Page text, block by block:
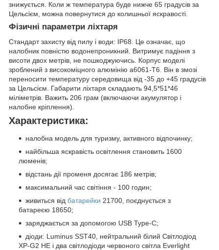
знижується. Коли ж температура буде нижче 65 градусів за
Цельсієм, можна повернутися до колишньої яскравості.
Фізичні параметри ліхтаря
Стандарт захисту від пилу і води: IP68. Це означає, що
налобник повністю водонепроникний. Витримує падіння з
висоти двох метрів, не пошкоджуючись. Корпус моделі
зроблений з високоміцного алюмінію а6061-Т6. Він в змозі
переносити температуру середовища від -35 до +45 градусів
за Цельсієм. Габарити ліхтаря складають 94,5*51*46
міліметрів. Важить 206 грам (включаючи акумулятор і
налобне кріплення).
Характеристика:
налобна модель для туризму, активного відпочинку;
найбільша яскравість освітлення становить 1600
люменів;
відстань дії променя досягає 186 метрів;
максимальний час світіння - 100 годин;
живиться від батарейки 21700, поєднується з
батареєю 18650;
заряджається за допомогою USB Type-C;
діоди: Luminus SST40, нейтральний білий Світлодіод
XP-G2 HE і два світлодіоди червоного світла Everlight